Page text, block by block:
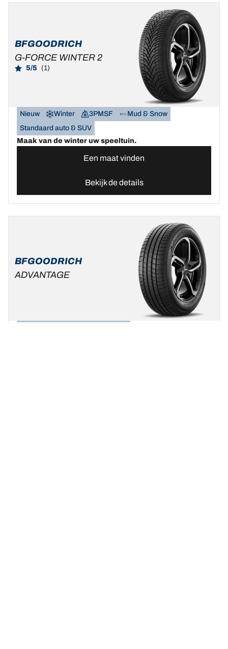
BFGOODRICH
G-FORCE WINTER 2
5/5 (1)
Nieuw Winter 3PMSF
Mud & Snow
Standaard auto & SUV
Maak van de winter uw speeltuin.
Een maat vinden
Bekijk de details
BFGOODRICH
ADVANTAGE